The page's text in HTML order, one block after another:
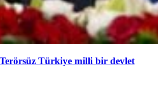
Türkiye milli bir devlet